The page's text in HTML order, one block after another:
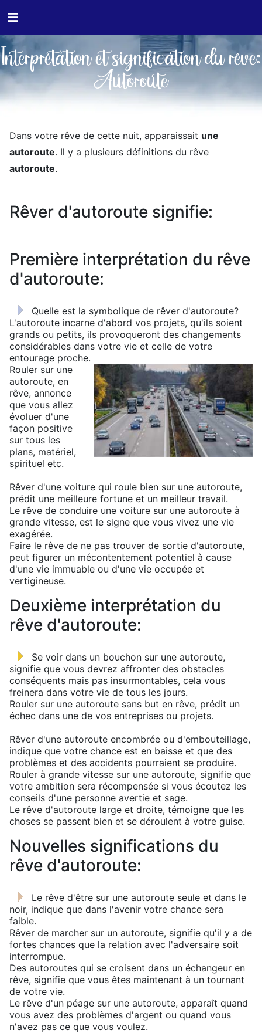
Interprétation et signification du rêve:
Autoroute
Dans votre rêve de cette nuit, apparaissait une
autoroute. Il y a plusieurs définitions du rêve
autoroute.
Rêver d'autoroute signifie:
Première interprétation du rêve
d'autoroute:
Quelle est la symbolique de rêver d'autoroute?
L'autoroute incarne d'abord vos projets, qu'ils soient
grands ou petits, ils provoqueront des changements
considérables dans votre vie et celle de votre
entourage proche.
Rouler sur une
autoroute, en
rêve, annonce
que vous allez
évoluer d'une
façon positive
sur tous les
plans, matériel,
spirituel etc.
Rêver d'une voiture qui roule bien sur une autoroute,
prédit une meilleure fortune et un meilleur travail.
Le rêve de conduire une voiture sur une autoroute à
grande vitesse, est le signe que vous vivez une vie
exagérée.
Faire le rêve de ne pas trouver de sortie d'autoroute,
peut figurer un mécontentement potentiel à cause
d'une vie immuable ou d'une vie occupée et
vertigineuse.
Deuxième interprétation du
rêve d'autoroute:
Se voir dans un bouchon sur une autoroute,
signifie que vous devrez affronter des obstacles
conséquents mais pas insurmontables, cela vous
freinera dans votre vie de tous les jours.
Rouler sur une autoroute sans but en rêve, prédit un
échec dans une de vos entreprises ou projets.
Rêver d'une autoroute encombrée ou d'embouteillage,
indique que votre chance est en baisse et que des
problèmes et des accidents pourraient se produire.
Rouler à grande vitesse sur une autoroute, signifie que
votre ambition sera récompensée si vous écoutez les
conseils d'une personne avertie et sage.
Le rêve d'autoroute large et droite, témoigne que les
choses se passent bien et se déroulent à votre guise.
Nouvelles significations du
rêve d'autoroute:
Le rêve d'être sur une autoroute seule et dans le
noir, indique que dans l'avenir votre chance sera
faible.
Rêver de marcher sur un autoroute, signifie qu'il y a de
fortes chances que la relation avec l'adversaire soit
interrompue.
Des autoroutes qui se croisent dans un échangeur en
rêve, signifie que vous êtes maintenant à un tournant
de votre vie.
Le rêve d'un péage sur une autoroute, apparaît quand
vous avez des problèmes d'argent ou quand vous
n'avez pas ce que vous voulez.